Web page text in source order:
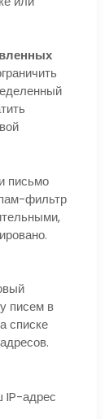
письмо
фильтр
писем в
списке
IP-адрес